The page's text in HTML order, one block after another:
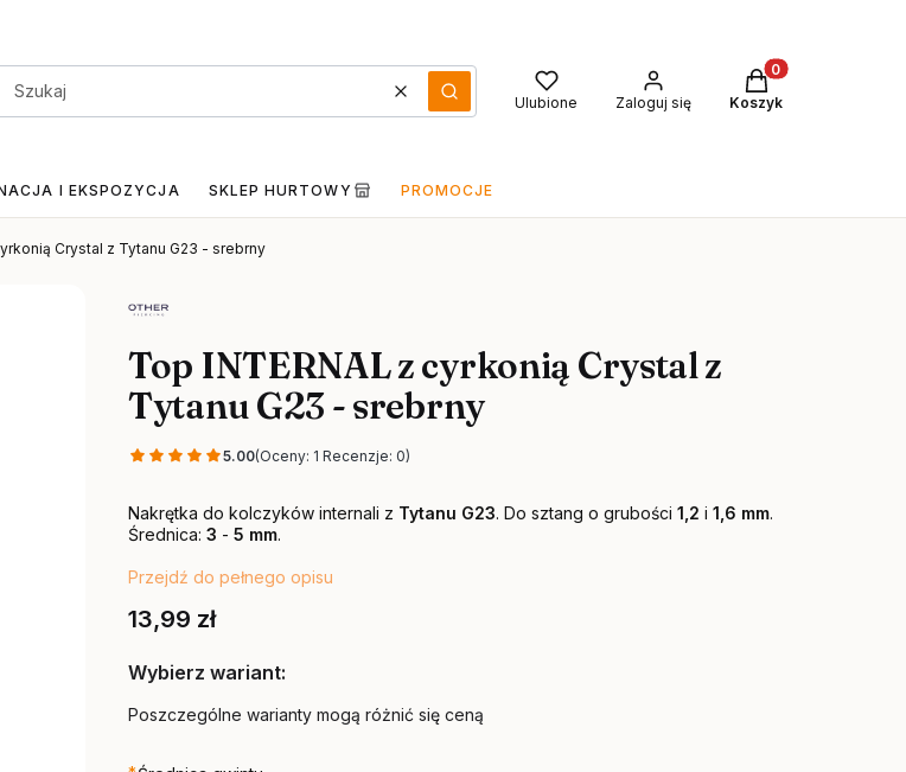
WyczyśćSzukaj Ulubione Zaloguj się
Produkty w
Koszyk
I EKSPOZYCJA SKLEP HURTOWY PROMOCJE
Crystal z Tytanu G23 - srebrny
Top INTERNAL z cyrkonią Crystal z
Tytanu G23 - srebrny
5.00(Oceny: 1 Recenzje: 0)
Nakrętka do kolczyków internali z Tytanu G23. Do sztang o grubości 1,2 i 1,6 mm.
Średnica: 3 - 5 mm.
Przejdź do pełnego opisu
Cena
13,99 zł
Wybierz wariant:
Poszczególne warianty mogą różnić się ceną